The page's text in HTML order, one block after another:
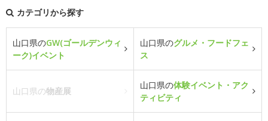
カテゴリから探す
山口県のGW(ゴールデンウィ
ーク)イベント
山口県のグルメ・フードフェ
ス
山口県の物産展
山口県の体験イベント・アク
ティビティ